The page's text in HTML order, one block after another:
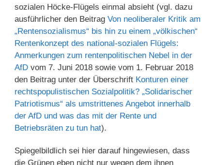
sozialen Höcke-Flügels einmal absieht (vgl. dazu
ausführlicher den Beitrag Von neoliberaler Kritik am
„Rentensozialismus“ bis hin zu einem „völkischen“
Rentenkonzept des national-sozialen Flügels:
Anmerkungen zum rentenpolitischen Nebel in der
AfD vom 7. Juni 2018 sowie vom 1. Februar 2018
den Beitrag unter der Überschrift Konturen einer
rechtspopulistischen Sozialpolitik? „Solidarischer
Patriotismus“ als umstrittenes Angebot innerhalb
der AfD und was das mit der Rente und
Betriebsräten zu tun hat).
Spiegelbildlich sei hier darauf hingewiesen, dass
die Grünen eben nicht nur wegen dem ihnen